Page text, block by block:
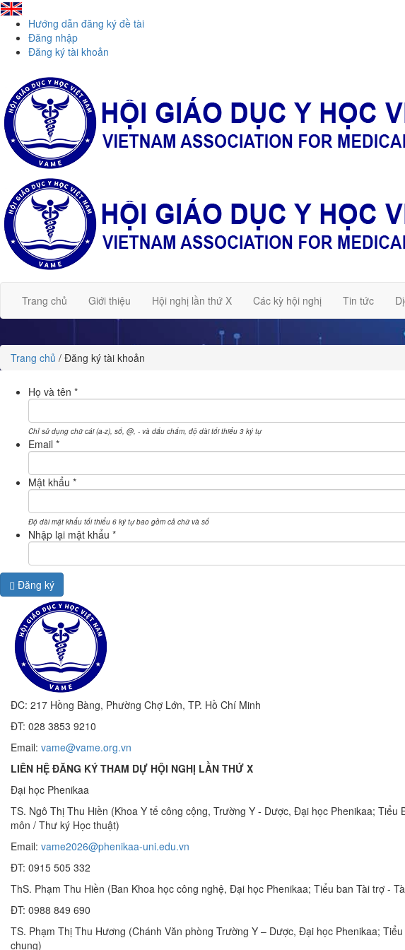
Hướng dẫn đăng ký đề tài
Đăng nhập
Đăng ký tài khoản
Trang chủ Giới thiệu Hội nghị lần thứ X Các kỳ hội nghị Tin tức
Trang chủ / Đăng ký tài khoản
Họ và tên *
Chỉ sử dụng chữ cái (a-z), số, @, - và dấu chấm, độ dài tối thiểu 3 ký tự
Email *
Mật khẩu *
Độ dài mật khẩu tối thiểu 6 ký tự bao gồm cả chữ và số
Nhập lại mật khẩu *
Đăng ký
ĐC: 217 Hồng Bàng, Phường Chợ Lớn, TP. Hồ Chí Minh
ĐT: 028 3853 9210
Email: vame@vame.org.vn
LIÊN HỆ ĐĂNG KÝ THAM DỰ HỘI NGHỊ LẦN THỨ X
Đại học Phenikaa
TS. Ngô Thị Thu Hiền (Khoa Y tế công cộng, Trường Y - Dược, Đại học Phenikaa; Tiểu
môn / Thư ký Học thuật)
Email: vame2026@phenikaa-uni.edu.vn
ĐT: 0915 505 332
ThS. Phạm Thu Hiền (Ban Khoa học công nghệ, Đại học Phenikaa; Tiểu ban Tài trợ -
ĐT: 0988 849 690
TS. Phạm Thị Thu Hương (Chánh Văn phòng Trường Y – Dược, Đại học Phenikaa;
chung)